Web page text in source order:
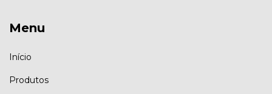
Menu
Início
Produtos